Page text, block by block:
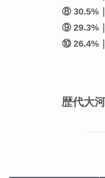
⑧ 30.5%
⑨ 29.3%
⑩ 26.4%
歴代大